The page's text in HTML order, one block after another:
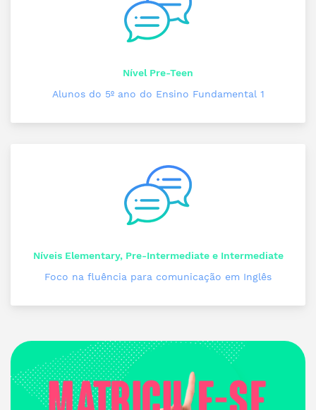
Nível Pre-Teen
Alunos do 5º ano do Ensino Fundamental 1
Níveis Elementary, Pre-Intermediate e Intermediate
Foco na fluência para comunicação em Inglês